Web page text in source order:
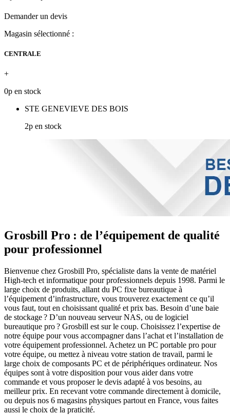
Demander un devis
Magasin sélectionné :
CENTRALE
+
0p en stock
STE GENEVIEVE DES BOIS
2p en stock
Grosbill Pro : de l’équipement de qualité
pour professionnel
Bienvenue chez Grosbill Pro, spécialiste dans la vente de matériel
High-tech et informatique pour professionnels depuis 1998. Parmi le
large choix de produits, allant du PC fixe bureautique à
l’équipement d’infrastructure, vous trouverez exactement ce qu’il
vous faut, tout en choisissant qualité et prix bas. Besoin d’une baie
de stockage ? D’un nouveau serveur NAS, ou de logiciel
bureautique pro ? Grosbill est sur le coup. Choisissez l’expertise de
notre équipe pour vous accompagner dans l’achat et l’installation de
votre équipement professionnel. Achetez un PC portable pro pour
votre équipe, ou mettez à niveau votre station de travail, parmi le
large choix de composants PC et de périphériques ordinateur. Nos
équipes sont à votre disposition pour vous aider dans votre
commande et vous proposer le devis adapté à vos besoins, au
meilleur prix. En recevant votre commande directement à domicile,
ou depuis nos 6 magasins physiques partout en France, vous faites
aussi le choix de la praticité.